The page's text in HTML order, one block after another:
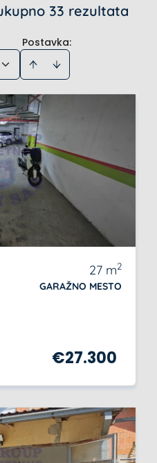
33 rezultata
Postavka:
27 m2
GARAŽNO MESTO
€27.300